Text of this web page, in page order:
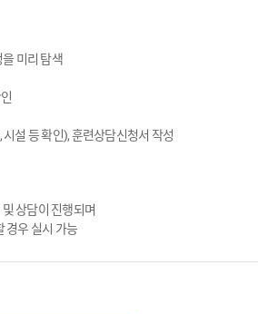
미리 탐색
설 등 확인), 훈련상담신청서 작성
상담이 진행되며
경우 실시 가능